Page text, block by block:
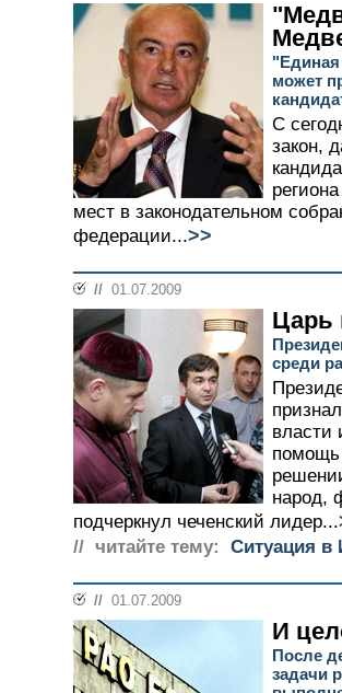
может
С
закон,
мест в законодательном
федерации...>>
// 01.07.2009
Царь
среди
власти
помощь
народ,
подчеркнул чеченский лидер...
// читайте тему: Ситуация в
// 01.07.2009
И
После
задачи